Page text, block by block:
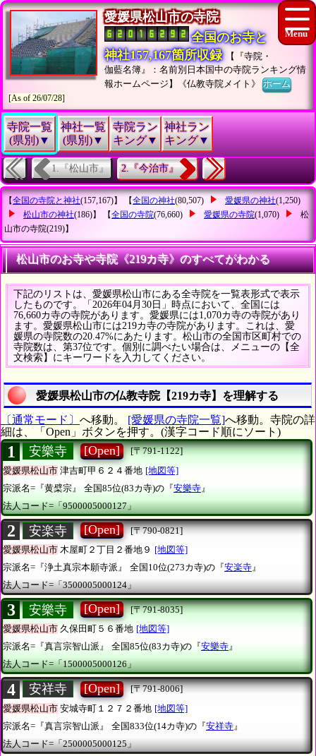
愛媛県松山市の寺院
全国のお寺と
神社157,167箇所収録
【『寺院・
伽藍名簿』：名前別日本国中の寺院ランキング情
報ホームページ】《仏教寺院メイト》ホーム
[As of 26/07/28]
寺院一覧
(県別)▼
神社一覧
(県別)▼
寺院ラン
キング▼
神社ラン
キング▼
1.『松山市』 2.『今治市』
【全国の寺院と神社(157,167)】 【全国の神社(80,507) 愛媛県の神社(1,250)
松山市の神社(186)】 【全国の寺院(76,660) 愛媛県の寺院(1,070)
松
山市の寺院(219)】
松山市のお寺や寺院《219カ寺》のすべてがわかる
下記のリストは、愛媛県松山市にある全寺院を一覧表形式で表示
したものです。「2026年04月30日」時点において、全国には
76,660カ寺の寺院があります。愛媛県には1,070カ寺の寺院があり
ます。愛媛県松山市には219カ寺の寺院があります。これは、愛
媛県の寺院数の20.47%にあたります。松山市の全国市区町村での
寺院数は、第37位です。個別に調べたい場合は、メニューの【全
文検索】にキーワードを入力してください。
愛媛県松山市の仏教寺院【219カ寺】を理解する
〔通常モード〕 へ移動。 [愛媛県の寺院一覧]へ移動。寺院の詳
細は、「Open」ボタンを押す。(漢字コード順にソート)
1 安樂寺 [Open]
[〒791-1122]
愛媛県松山市 津吉町甲６２４番地 [地図等]
宗派名=『黄檗宗』
全国85位(83カ寺)の『安樂寺 』
法人コード=「9500005000127」
2 安楽寺 [Open]
[〒790-0821]
愛媛県松山市 木屋町２丁目２番地９ [地図等]
宗派名=『浄土真宗本願寺派』
全国10位(273カ寺)の『安楽寺』
法人コード=「3500005000124」
3 安樂寺 [Open]
[〒791-8035]
愛媛県松山市 久保田町５６番地 [地図等]
宗派名=『真言宗智山派』
全国85位(83カ寺)の『安樂寺』
法人コード=「1500005000126」
4 安祥寺 [Open]
[〒791-8006]
愛媛県松山市 安城寺町１２７２番地 [地図等]
宗派名=『真言宗智山派』
全国833位(14カ寺)の『安祥寺 』
法人コード=「2500005000125」